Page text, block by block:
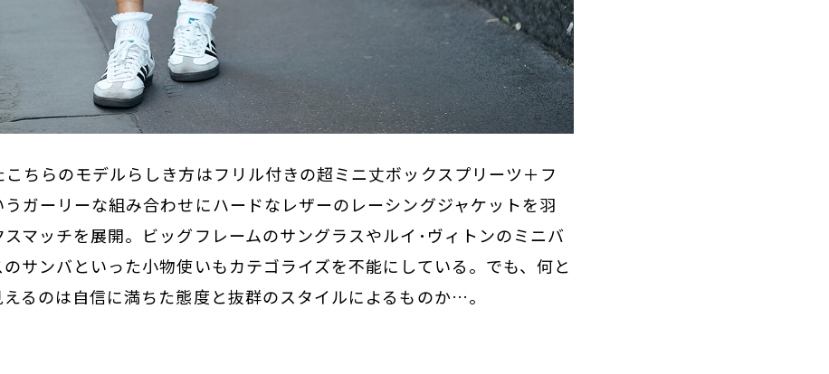
こちらのモデルらしき方はフリル付きの超ミニ丈ボックスプリーツ＋フ
うガーリーな組み合わせにハードなレザーのレーシングジャケットを羽
マッチを展開。ビッグフレームのサングラスやルイ･ヴィトンのミニバ
サンバといった小物使いもカテゴライズを不能にしている。でも、何と
るのは自信に満ちた態度と抜群のスタイルによるものか…。